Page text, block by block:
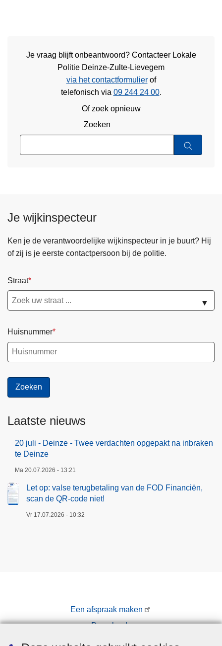
Je vraag blijft onbeantwoord? Contacteer Lokale
Politie Deinze-Zulte-Lievegem
via het contactformulierof
telefonisch via 09 244 24 00.
Of zoek opnieuw
Zoeken
Je wijkinspecteur
Ken je de verantwoordelijke wijkinspecteur in je buurt? Hij
of zij is je eerste contactpersoon bij de politie.
Straat
▼
Huisnummer
Laatste nieuws
20 juli - Deinze - Twee verdachten opgepakt na inbraken
te Deinze
Ma 20.07.2026 - 13:21
Let op: valse terugbetaling van de FOD Financiën,
scan de QR-code niet!
Vr 17.07.2026 - 10:32
Een afspraak maken
Downloads